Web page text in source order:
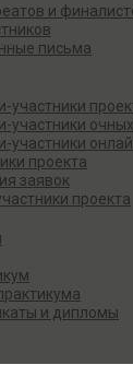
и
письма
участники
участники
участники
проекта
заявок
проекта
и дипломы